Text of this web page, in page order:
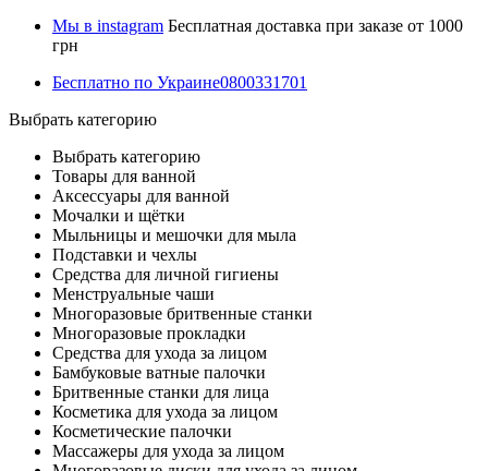
Мы в instagram Бесплатная доставка при заказе от 1000
грн
Бесплатно по Украине0800331701
Выбрать категорию
Выбрать категорию
Товары для ванной
Аксессуары для ванной
Мочалки и щётки
Мыльницы и мешочки для мыла
Подставки и чехлы
Средства для личной гигиены
Менструальные чаши
Многоразовые бритвенные станки
Многоразовые прокладки
Средства для ухода за лицом
Бамбуковые ватные палочки
Бритвенные станки для лица
Косметика для ухода за лицом
Косметические палочки
Массажеры для ухода за лицом